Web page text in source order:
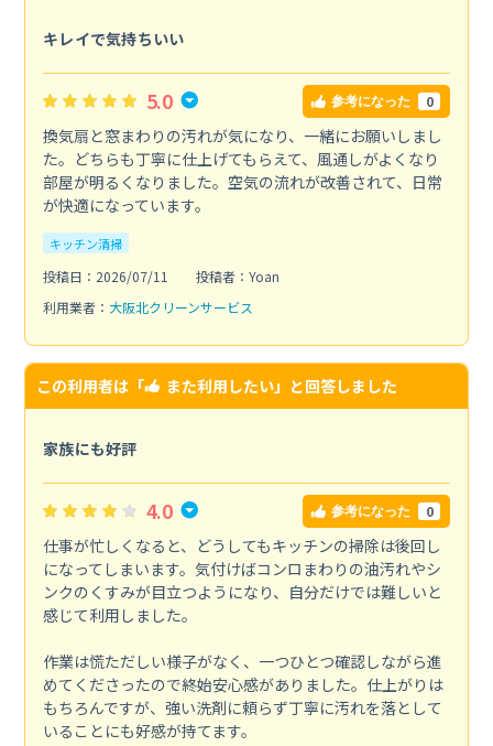
キレイで気持ちいい
5.0 参考になった 0
換気扇と窓まわりの汚れが気になり、一緒にお願いしまし
た。どちらも丁寧に仕上げてもらえて、風通しがよくなり
部屋が明るくなりました。空気の流れが改善されて、日常
が快適になっています。
キッチン清掃
投稿日：2026/07/11
投稿者：Yoan
利用業者： 大阪北クリーンサービス
この利用者は「 また利用したい」と回答しました
家族にも好評
4.0 参考になった 0
仕事が忙しくなると、どうしてもキッチンの掃除は後回し
になってしまいます。気付けばコンロまわりの油汚れやシ
ンクのくすみが目立つようになり、自分だけでは難しいと
感じて利用しました。
作業は慌ただしい様子がなく、一つひとつ確認しながら進
めてくださったので終始安心感がありました。仕上がりは
もちろんですが、強い洗剤に頼らず丁寧に汚れを落として
いることにも好感が持てます。